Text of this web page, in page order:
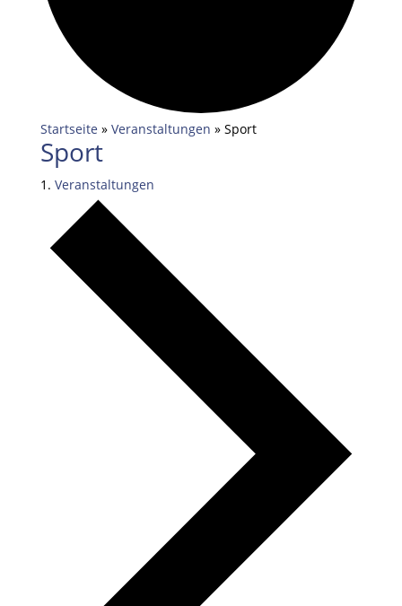
Startseite » Veranstaltungen » Sport
Sport
Veranstaltungen